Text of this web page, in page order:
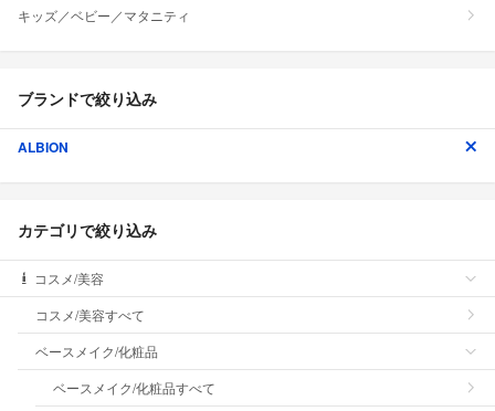
キッズ／ベビー／マタニティ
ブランドで絞り込み
ALBION
カテゴリで絞り込み
コスメ/美容
コスメ/美容すべて
ベースメイク/化粧品
ベースメイク/化粧品すべて